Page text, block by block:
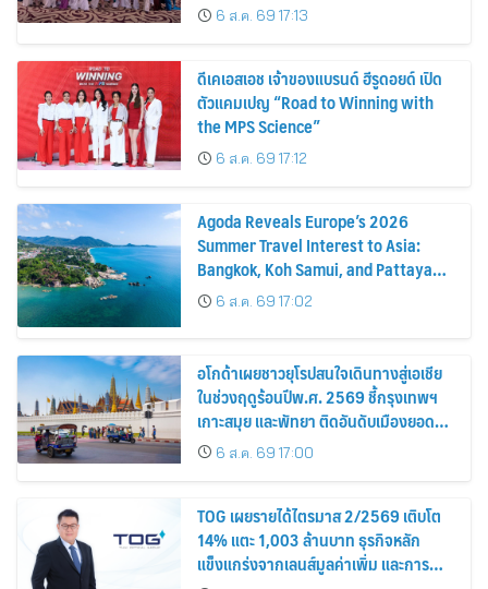
6 ส.ค. 69 17:13
ดีเคเอสเอช เจ้าของแบรนด์ ฮีรูดอยด์ เปิด
ตัวแคมเปญ “Road to Winning with
the MPS Science”
6 ส.ค. 69 17:12
Agoda Reveals Europe’s 2026
Summer Travel Interest to Asia:
Bangkok, Koh Samui, and Pattaya
Among the Top Cities
6 ส.ค. 69 17:02
อโกด้าเผยชาวยุโรปสนใจเดินทางสู่เอเชีย
ในช่วงฤดูร้อนปีพ.ศ. 2569 ชี้กรุงเทพฯ
เกาะสมุย และพัทยา ติดอันดับเมืองยอด
นิยม6 ส.ค. 69 17:00
TOG เผยรายได้ไตรมาส 2/2569 เติบโต
14% แตะ 1,003 ล้านบาท ธุรกิจหลัก
แข็งแกร่งจากเลนส์มูลค่าเพิ่ม และการ